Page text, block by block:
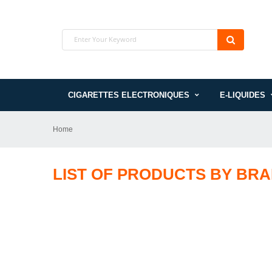
CIGARETTES ELECTRONIQUES E-LIQUIDES
Home
LIST OF PRODUCTS BY